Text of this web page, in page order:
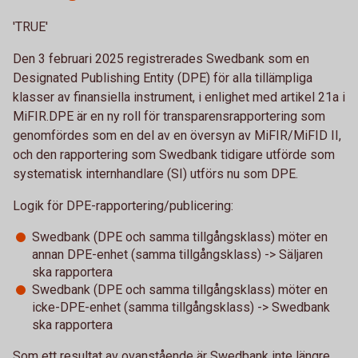
'TRUE'
Den 3 februari 2025 registrerades Swedbank som en
Designated Publishing Entity (DPE) för alla tillämpliga
klasser av finansiella instrument, i enlighet med artikel 21a i
MiFIR.DPE är en ny roll för transparensrapportering som
genomfördes som en del av en översyn av MiFIR/MiFID II,
och den rapportering som Swedbank tidigare utförde som
systematisk internhandlare (SI) utförs nu som DPE.
Logik för DPE-rapportering/publicering:
Swedbank (DPE och samma tillgångsklass) möter en
annan DPE-enhet (samma tillgångsklass) -> Säljaren
ska rapportera
Swedbank (DPE och samma tillgångsklass) möter en
icke-DPE-enhet (samma tillgångsklass) -> Swedbank
ska rapportera